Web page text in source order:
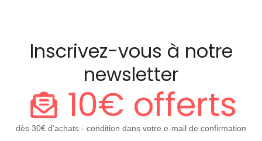
Inscrivez-vous à notre
newsletter
10€ offerts
dès 30€ d’achats - condition dans votre e-mail de confirmation